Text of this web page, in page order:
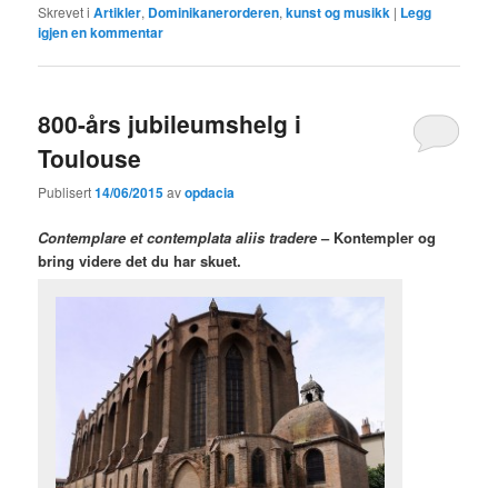
Skrevet i Artikler, Dominikanerorderen,kunst og musikk | Legg
igjen en kommentar
800-års jubileumshelg i
Toulouse
Publisert14/06/2015avopdacia
Contemplare et contemplata aliis tradere– Kontempler og
bring videre det du har skuet.